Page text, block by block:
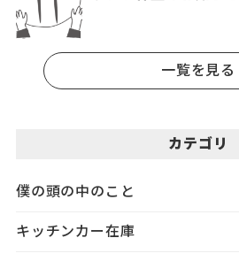
一覧を見る
カテゴリ
僕の頭の中のこと
キッチンカー在庫